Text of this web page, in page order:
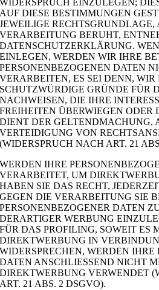
WIDERSPRUCH EINZULEGEN;
AUF DIESE BESTIMMUNGEN
JEWEILIGE RECHTSGRUNDLAGE,
VERARBEITUNG BERUHT,
DATENSCHUTZERKLÄRUNG.
EINLEGEN, WERDEN WIR IHRE
PERSONENBEZOGENEN DATEN
VERARBEITEN, ES SEI DENN,
SCHUTZWÜRDIGE GRÜNDE FÜR
NACHWEISEN, DIE IHRE
FREIHEITEN ÜBERWIEGEN ODER
DIENT DER GELTENDMACHUNG,
VERTEIDIGUNG VON
(WIDERSPRUCH NACH ART. 21
WERDEN IHRE
VERARBEITET, UM
HABEN SIE DAS RECHT,
GEGEN DIE VERARBEITUNG SIE
PERSONENBEZOGENER DATEN
DERARTIGER WERBUNG
FÜR DAS PROFILING, SOWEIT ES
DIREKTWERBUNG IN
WIDERSPRECHEN, WERDEN IHRE
DATEN ANSCHLIESSEND NICHT
DIREKTWERBUNG VERWENDET
ART. 21 ABS. 2 DSGVO).